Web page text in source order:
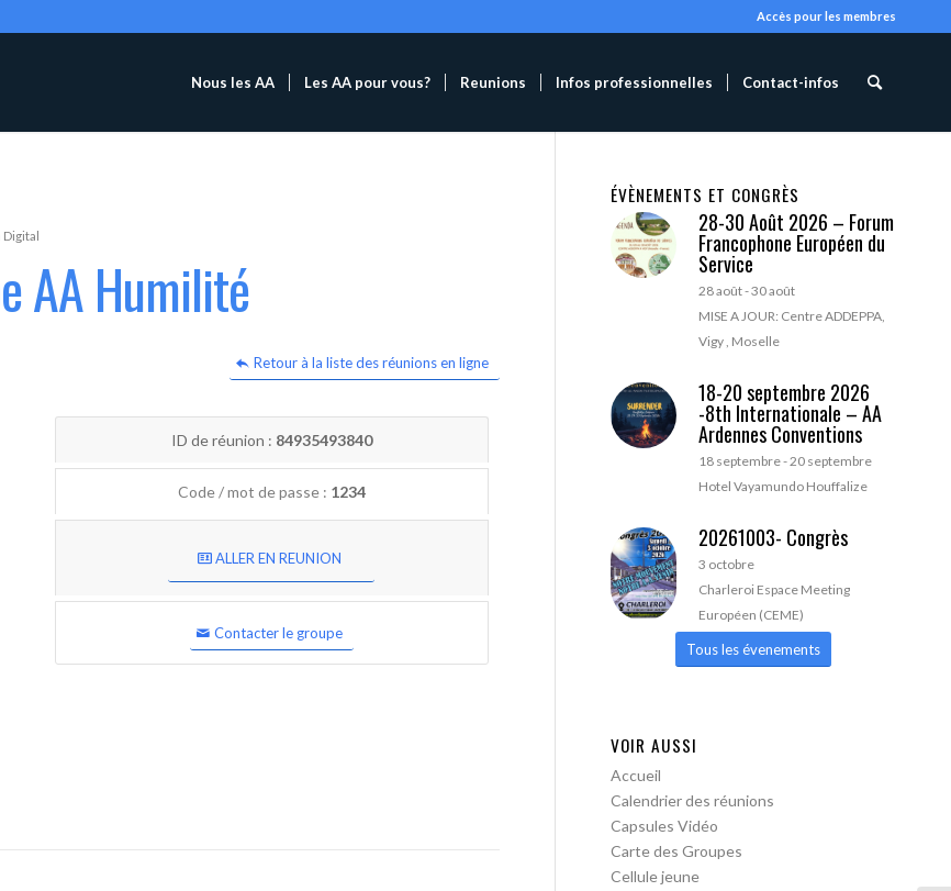
Accès pour les membres
Nous les AA Les AA pour vous? Reunions Infos professionnelles Contact-infos
Digital
AA Humilité
Retour à la liste des réunions en ligne
ID de réunion : 84935493840
Code / mot de passe : 1234
ALLER EN REUNION
Contacter le groupe
ÉVÈNEMENTS ET CONGRÈS
28-30 Août 2026 – Forum
Francophone Européen du
Service
28 août-30 août
MISE A JOUR: Centre ADDEPPA,
Vigy , Moselle
18-20 septembre 2026
-8th Internationale – AA
Ardennes Conventions
18 septembre-20 septembre
Hotel Vayamundo Houffalize
20261003- Congrès
3 octobre
Charleroi Espace Meeting
Européen (CEME)
Tous les évenements
VOIR AUSSI
Accueil
Calendrier des réunions
Capsules Vidéo
Carte des Groupes
Cellule jeune